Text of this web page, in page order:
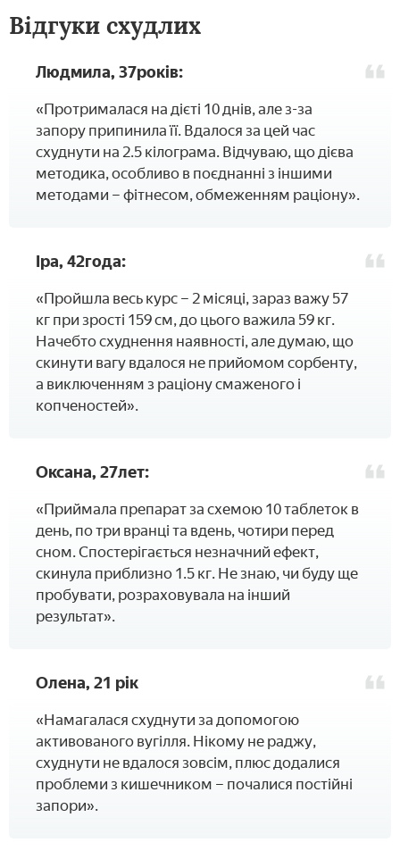
Відгуки схудлих
Людмила, 37років:
«Протрималася на дієті 10 днів, але з-за
запору припинила її. Вдалося за цей час
схуднути на 2.5 кілограма. Відчуваю, що дієва
методика, особливо в поєднанні з іншими
методами – фітнесом, обмеженням раціону».
Іра, 42года:
«Пройшла весь курс – 2 місяці, зараз важу 57
кг при зрості 159 см, до цього важила 59 кг.
Начебто схуднення наявності, але думаю, що
скинути вагу вдалося не прийомом сорбенту,
а виключенням з раціону смаженого і
копченостей».
Оксана, 27лет:
«Приймала препарат за схемою 10 таблеток в
день, по три вранці та вдень, чотири перед
сном. Спостерігається незначний ефект,
скинула приблизно 1.5 кг. Не знаю, чи буду ще
пробувати, розраховувала на інший
результат».
Олена, 21 рік
«Намагалася схуднути за допомогою
активованого вугілля. Нікому не раджу,
схуднути не вдалося зовсім, плюс додалися
проблеми з кишечником – почалися постійні
запори».